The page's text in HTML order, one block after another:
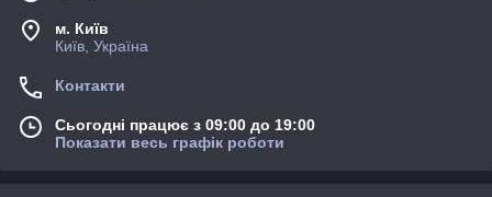
м. Київ
Київ, Україна
Контакти
Сьогодні працює з 09:00 до 19:00
Показати весь графік роботи